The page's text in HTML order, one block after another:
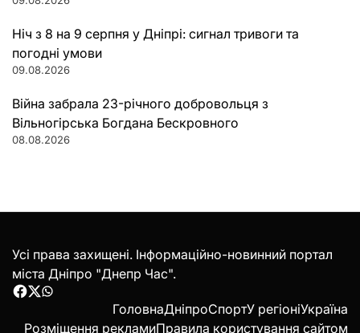
Ніч з 8 на 9 серпня у Дніпрі: сигнал тривоги та
погодні умови
09.08.2026
Війна забрала 23-річного добровольця з
Вільногірська Богдана Бескровного
08.08.2026
Усі права захищені. Інформаційно-новинний портал
міста Дніпро "Днепр Час".
Facebook
Twitter
WhatsApp
ГоловнаДніпроСпортУ регіоніУкраїна
Розміщення рекламиПравила користування сайтом